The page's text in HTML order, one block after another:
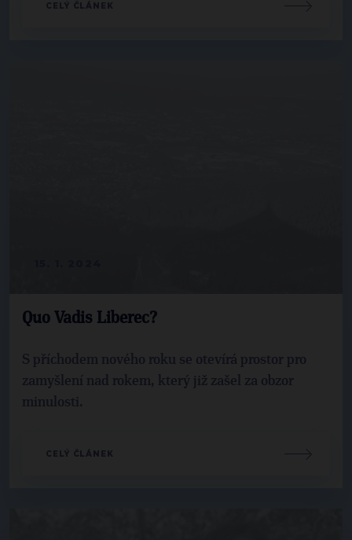
CELÝ ČLÁNEK
Quo Vadis Liberec?
S příchodem nového roku se otevírá prostor pro
zamyšlení nad rokem, který již zašel za obzor
minulosti.
CELÝ ČLÁNEK